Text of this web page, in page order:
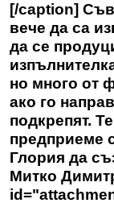
[/caption]
вече да са
да се
но много от
ако го
подкрепят.
предприеме
Глория да
Митко